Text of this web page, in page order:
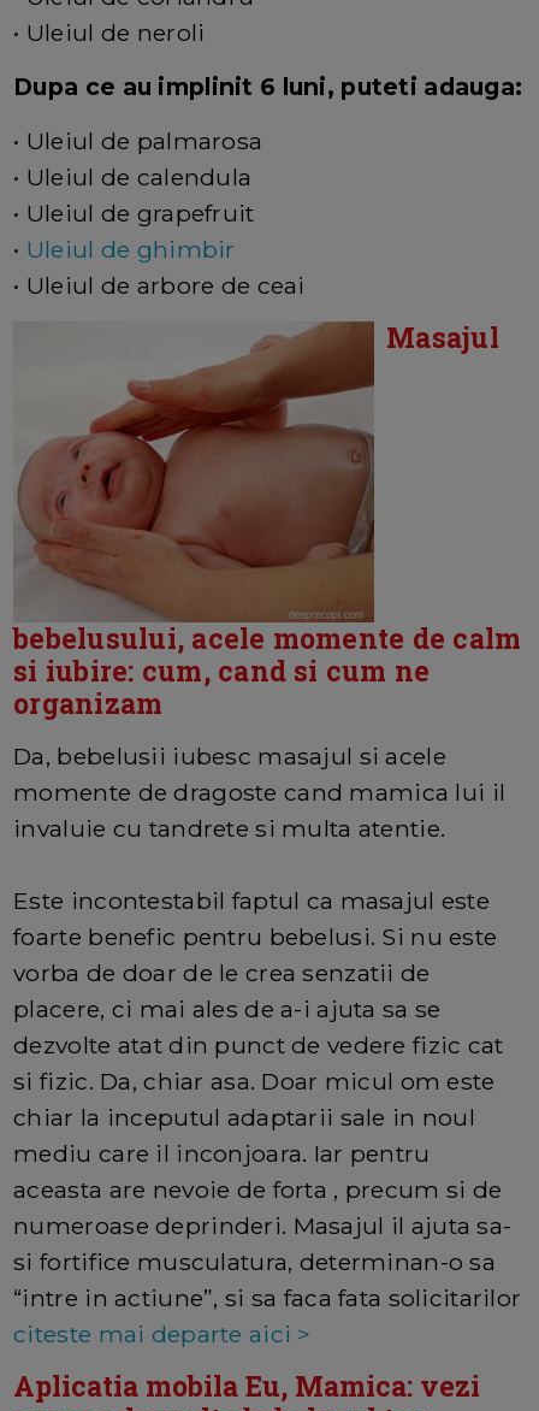
• Uleiul de neroli
Dupa ce au implinit 6 luni, puteti adauga:
• Uleiul de palmarosa
• Uleiul de calendula
• Uleiul de grapefruit
• Uleiul de ghimbir
• Uleiul de arbore de ceai
Masajul
bebelusului, acele momente de calm
si iubire: cum, cand si cum ne
organizam
Da, bebelusii iubesc masajul si acele
momente de dragoste cand mamica lui il
invaluie cu tandrete si multa atentie.
Este incontestabil faptul ca masajul este
foarte benefic pentru bebelusi. Si nu este
vorba de doar de le crea senzatii de
placere, ci mai ales de a-i ajuta sa se
dezvolte atat din punct de vedere fizic cat
si fizic. Da, chiar asa. Doar micul om este
chiar la inceputul adaptarii sale in noul
mediu care il inconjoara. Iar pentru
aceasta are nevoie de forta , precum si de
numeroase deprinderi. Masajul il ajuta sa-
si fortifice musculatura, determinan-o sa
“intre in actiune”, si sa faca fata solicitarilor
citeste mai departe aici >
Aplicatia mobila Eu, Mamica: vezi